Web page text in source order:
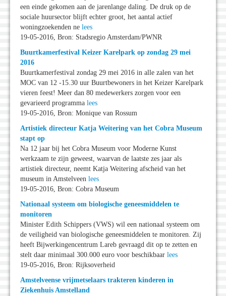
een einde gekomen aan de jarenlange daling. De druk op de
sociale huursector blijft echter groot, het aantal actief
woningzoekenden ne lees
19-05-2016, Bron: Stadsregio Amsterdam/PWNR
Buurtkamerfestival Keizer Karelpark op zondag 29 mei
2016
Buurtkamerfestival zondag 29 mei 2016 in alle zalen van het
MOC van 12 -15.30 uur Buurtbewoners in het Keizer Karelpark
vieren feest! Meer dan 80 medewerkers zorgen voor een
gevarieerd programma lees
19-05-2016, Bron: Monique van Rossum
Artistiek directeur Katja Weitering van het Cobra Museum
stapt op
Na 12 jaar bij het Cobra Museum voor Moderne Kunst
werkzaam te zijn geweest, waarvan de laatste zes jaar als
artistiek directeur, neemt Katja Weitering afscheid van het
museum in Amstelveen lees
19-05-2016, Bron: Cobra Museum
Nationaal systeem om biologische geneesmiddelen te
monitoren
Minister Edith Schippers (VWS) wil een nationaal systeem om
de veiligheid van biologische geneesmiddelen te monitoren. Zij
heeft Bijwerkingencentrum Lareb gevraagd dit op te zetten en
stelt daar minimaal 300.000 euro voor beschikbaar lees
19-05-2016, Bron: Rijksoverheid
Amstelveense vrijmetselaars trakteren kinderen in
Ziekenhuis Amstelland